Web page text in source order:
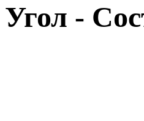
Угол -